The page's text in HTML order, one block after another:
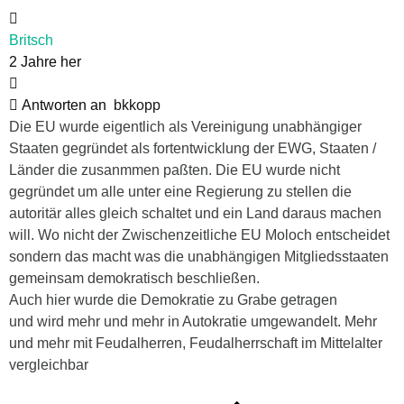
Britsch
2 Jahre her
Antworten an
bkkopp
Die EU wurde eigentlich als Vereinigung unabhängiger
Staaten gegründet als fortentwicklung der EWG, Staaten /
Länder die zusanmmen paßten. Die EU wurde nicht
gegründet um alle unter eine Regierung zu stellen die
autoritär alles gleich schaltet und ein Land daraus machen
will. Wo nicht der Zwischenzeitliche EU Moloch entscheidet
sondern das macht was die unabhängigen Mitgliedsstaaten
gemeinsam demokratisch beschließen.
Auch hier wurde die Demokratie zu Grabe getragen
und wird mehr und mehr in Autokratie umgewandelt. Mehr
und mehr mit Feudalherren, Feudalherrschaft im Mittelalter
vergleichbar